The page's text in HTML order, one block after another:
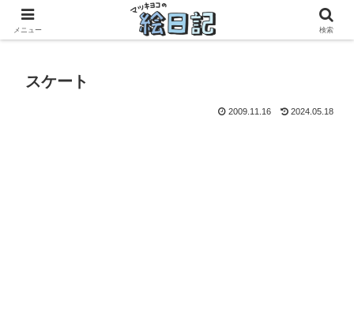
滋賀に移住した50代元主婦、フリーランス×パートの毎日
スケート
2009.11.16 2024.05.18
メニュー 検索